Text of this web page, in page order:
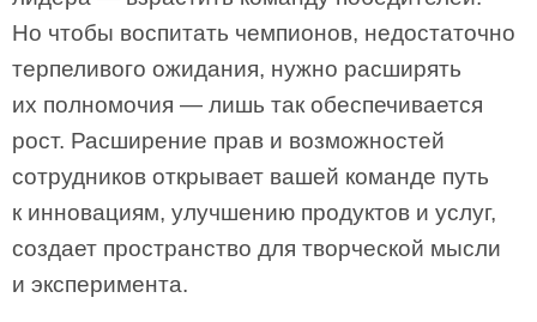
Но чтобы воспитать чемпионов, недостаточно
терпеливого ожидания, нужно расширять
их полномочия — лишь так обеспечивается
рост. Расширение прав и возможностей
сотрудников открывает вашей команде путь
к инновациям, улучшению продуктов и услуг,
создает пространство для творческой мысли
и эксперимента.